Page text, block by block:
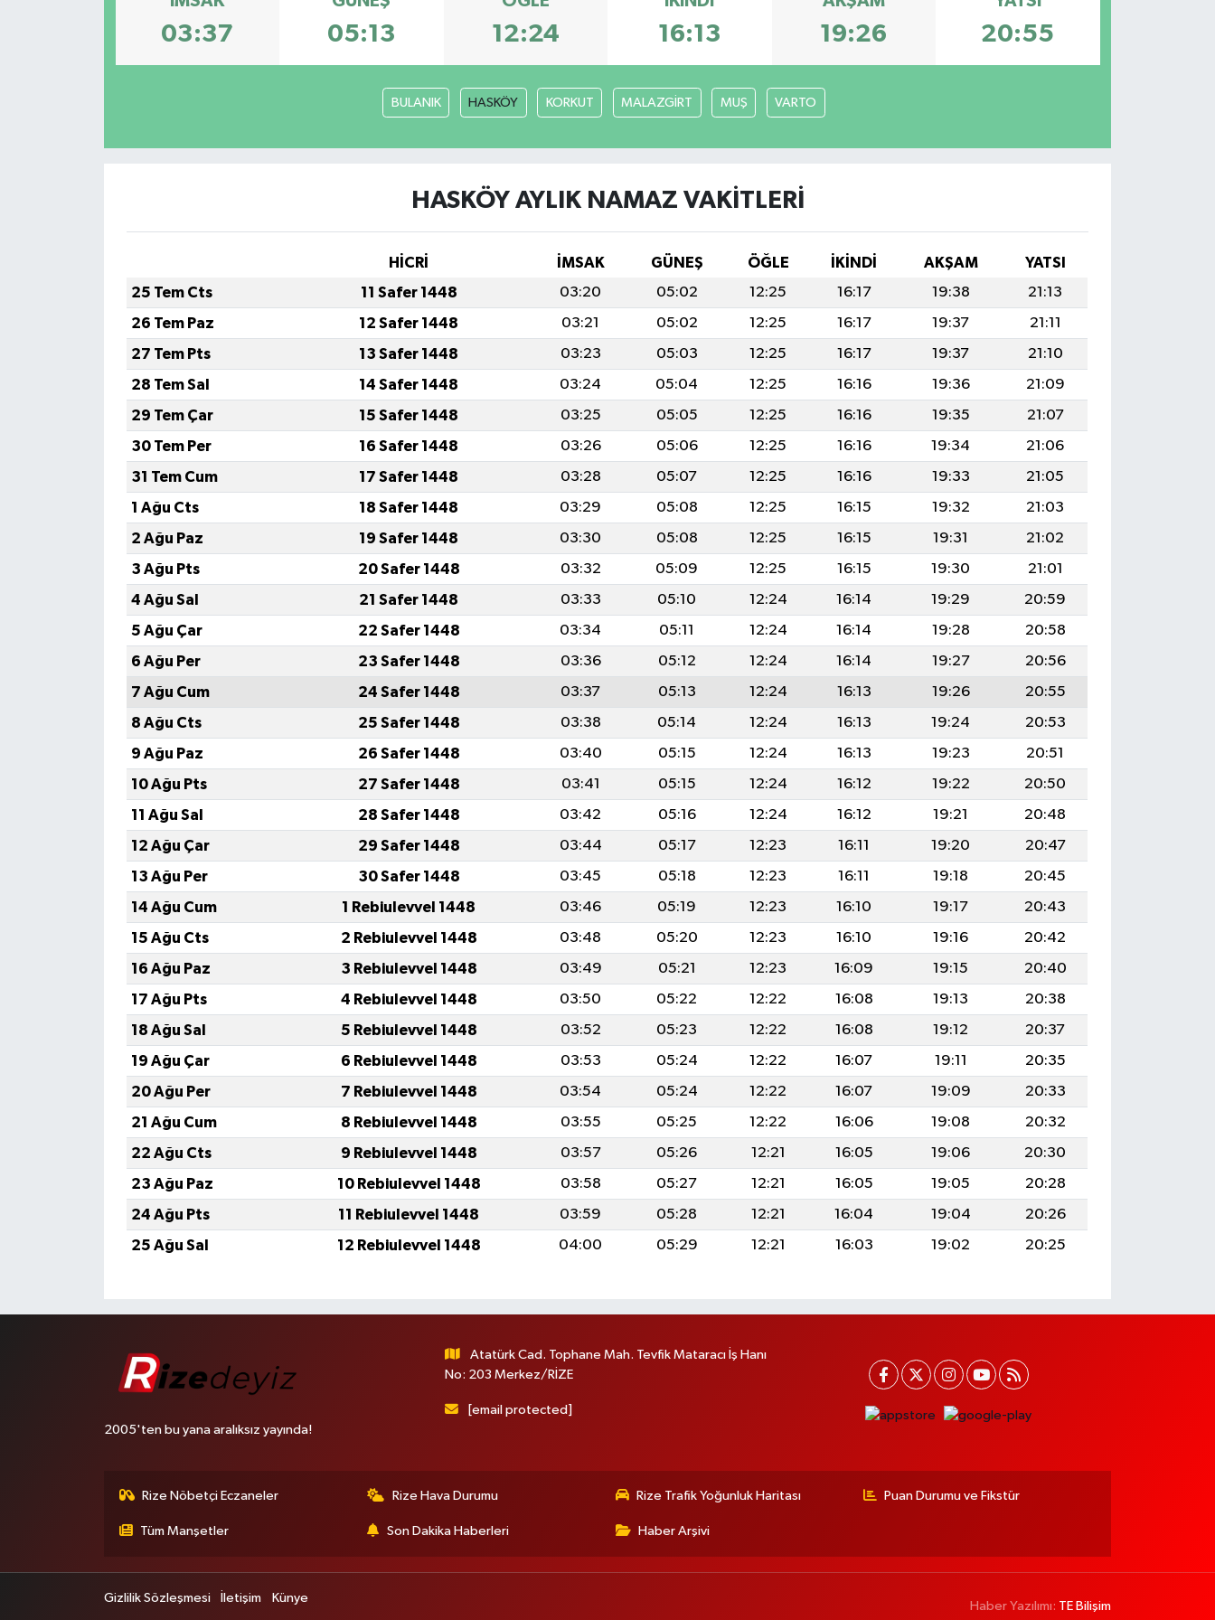
03:37 05:13 12:24 16:13 19:26 20:55
BULANIK HASKÖY KORKUT MALAZGİRT MUŞ VARTO
HASKÖY AYLIK NAMAZ VAKITLERI
HİCRİ İMSAK GÜNEŞ ÖĞLE İKINDI AKŞAM
YATSI
25 Tem Cts
11 Safer 1448 03:20 05:02 12:25 16:17 19:38
21:13
26 Tem Paz
12 Safer 1448 03:21 05:02 12:25 16:17 19:37
21:11
27 Tem Pts
13 Safer 1448 03:23 05:03 12:25 16:17 19:37
21:10
28 Tem Sal
14 Safer 1448 03:24 05:04 12:25 16:16 19:36
21:09
29 Tem Çar
15 Safer 1448 03:25 05:05 12:25 16:16 19:35
21:07
30 Tem Per
16 Safer 1448 03:26 05:06 12:25 16:16 19:34
21:06
31 Tem Cum
17 Safer 1448 03:28 05:07 12:25 16:16 19:33
21:05
1 Ağu Cts
18 Safer 1448 03:29 05:08 12:25 16:15 19:32
21:03
2 Ağu Paz
19 Safer 1448 03:30 05:08 12:25 16:15 19:31
21:02
3 Ağu Pts
20 Safer 1448 03:32 05:09 12:25 16:15 19:30
21:01
4 Ağu Sal
21 Safer 1448 03:33 05:10 12:24 16:14 19:29
20:59
5 Ağu Çar
22 Safer 1448 03:34 05:11 12:24 16:14 19:28
20:58
6 Ağu Per
23 Safer 1448 03:36 05:12 12:24 16:14 19:27
20:56
7 Ağu Cum
24 Safer 1448 03:37 05:13 12:24 16:13 19:26
20:55
8 Ağu Cts
25 Safer 1448 03:38 05:14 12:24 16:13 19:24
20:53
9 Ağu Paz
26 Safer 1448 03:40 05:15 12:24 16:13 19:23
20:51
10 Ağu Pts
27 Safer 1448 03:41 05:15 12:24 16:12 19:22
20:50
11 Ağu Sal
28 Safer 1448 03:42 05:16 12:24 16:12 19:21
20:48
12 Ağu Çar
29 Safer 1448 03:44 05:17 12:23 16:11 19:20
20:47
13 Ağu Per
30 Safer 1448 03:45 05:18 12:23 16:11 19:18
20:45
14 Ağu Cum
1 Rebiulevvel 1448 03:46 05:19 12:23 16:10 19:17
20:43
15 Ağu Cts
2 Rebiulevvel 1448 03:48 05:20 12:23 16:10 19:16
20:42
16 Ağu Paz
3 Rebiulevvel 1448 03:49 05:21 12:23 16:09 19:15
20:40
17 Ağu Pts
4 Rebiulevvel 1448 03:50 05:22 12:22 16:08 19:13
20:38
18 Ağu Sal
5 Rebiulevvel 1448 03:52 05:23 12:22 16:08 19:12
20:37
19 Ağu Çar
6 Rebiulevvel 1448 03:53 05:24 12:22 16:07 19:11
20:35
20 Ağu Per
7 Rebiulevvel 1448 03:54 05:24 12:22 16:07 19:09
20:33
21 Ağu Cum
8 Rebiulevvel 1448 03:55 05:25 12:22 16:06 19:08
20:32
22 Ağu Cts
9 Rebiulevvel 1448 03:57 05:26 12:21 16:05 19:06
20:30
23 Ağu Paz
10 Rebiulevvel 1448 03:58 05:27 12:21 16:05 19:05
20:28
24 Ağu Pts
11 Rebiulevvel 1448 03:59 05:28 12:21 16:04 19:04
20:26
25 Ağu Sal
12 Rebiulevvel 1448 04:00 05:29 12:21 16:03 19:02 20:25
2005'ten bu yana aralıksız yayında!
Atatürk Cad. Tophane Mah. Tevfik Mataracı İş Hanı
No: 203 Merkez/RİZE
[email protected]
Rize Nöbetçi Eczaneler Rize Hava Durumu Rize Trafik Yoğunluk Haritası Puan Durumu ve Fikstür
Tüm Manşetler Son Dakika Haberleri Haber Arşivi
Gizlilik Sözleşmesi İletişim Künye
Haber Yazılımı: TE Bilişim